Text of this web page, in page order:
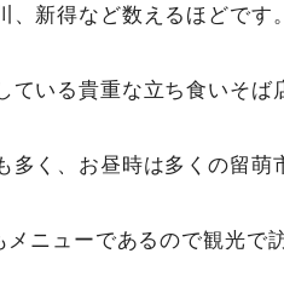
新得など数えるほどです。
いる貴重な立ち食いそば
く、お昼時は多くの留萌
メニューであるので観光で